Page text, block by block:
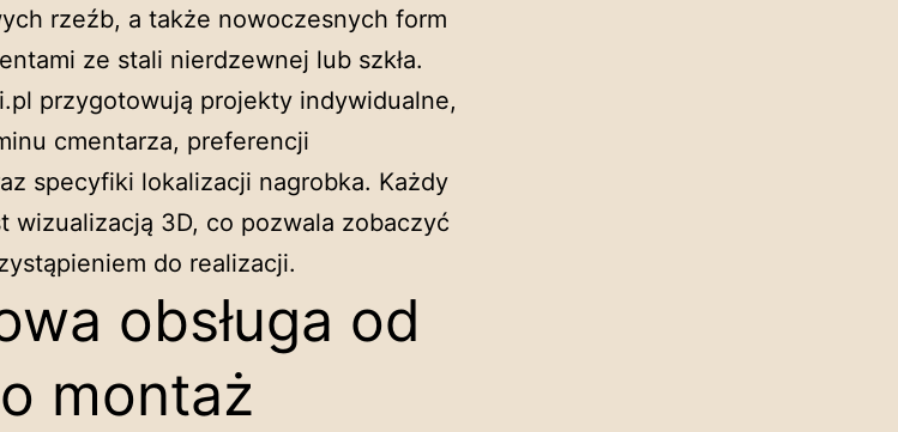
rzeźb, a także nowoczesnych form
ze stali nierdzewnej lub szkła.
przygotowują projekty indywidualne,
cmentarza, preferencji
specyfiki lokalizacji nagrobka. Każdy
wizualizacją 3D, co pozwala zobaczyć
do realizacji.
obsługa od
montaż